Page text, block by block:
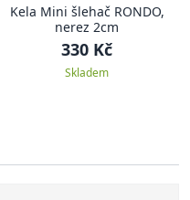
Kela Mini šlehač RONDO,
nerez 2cm
330 Kč
Skladem